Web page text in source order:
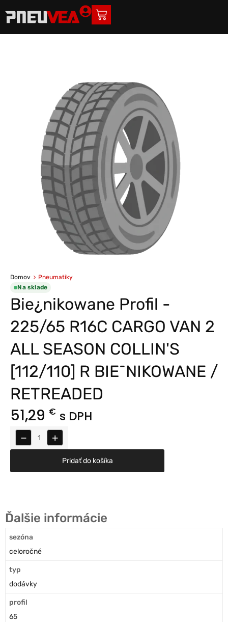
Domov
Pneumatiky
Na sklade
Bie¿nikowane Profil -
225/65 R16C CARGO VAN 2
ALL SEASON COLLIN'S
[112/110] R BIE¯NIKOWANE /
RETREADED
51,29 € s DPH
− +
Pridať do košíka
Ďalšie informácie
sezóna
celoročné
typ
dodávky
profil
65